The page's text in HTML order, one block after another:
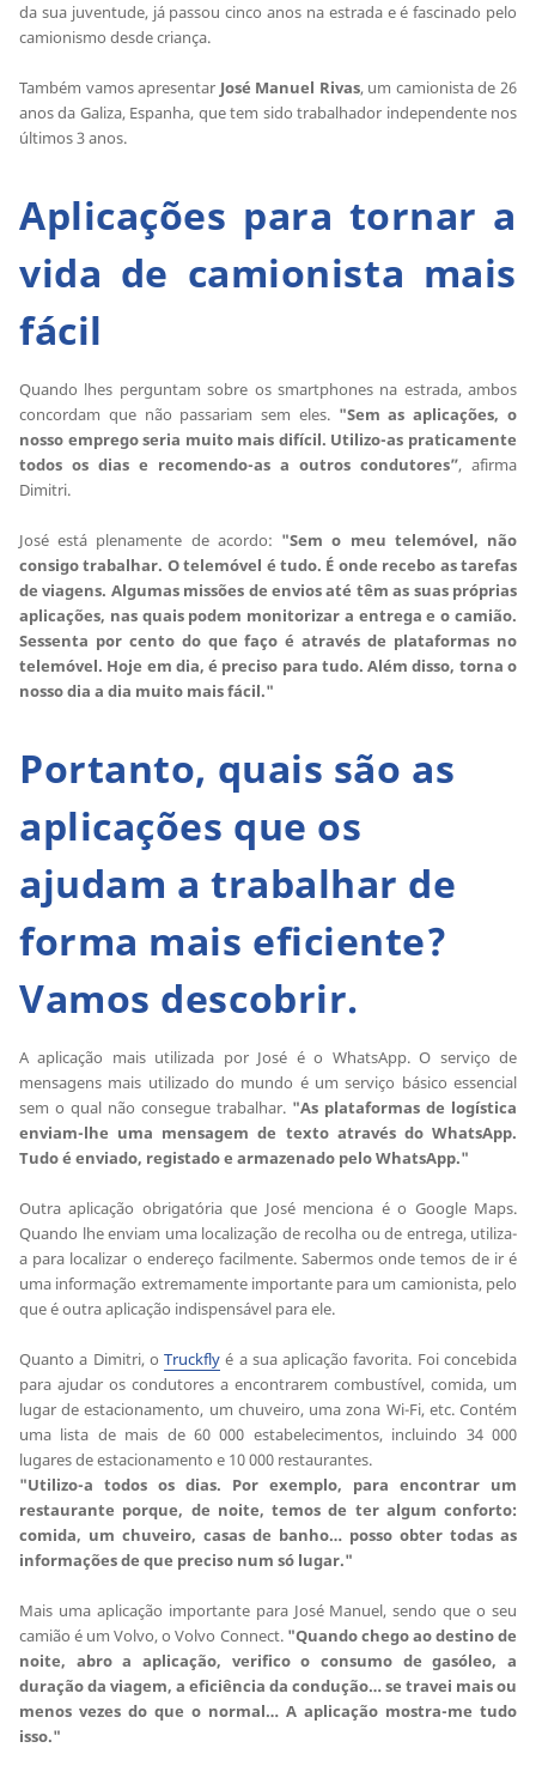
da sua juventude, já passou cinco anos na estrada e é fascinado pelo
camionismo desde criança.
Também vamos apresentar José Manuel Rivas, um camionista de 26
anos da Galiza, Espanha, que tem sido trabalhador independente nos
últimos 3 anos.
Aplicações para tornar a
vida de camionista mais
fácil
Quando lhes perguntam sobre os smartphones na estrada, ambos
concordam que não passariam sem eles. "Sem as aplicações, o
nosso emprego seria muito mais difícil. Utilizo-as praticamente
todos os dias e recomendo-as a outros condutores”, afirma
Dimitri.
José está plenamente de acordo: "Sem o meu telemóvel, não
consigo trabalhar. O telemóvel é tudo. É onde recebo as tarefas
de viagens. Algumas missões de envios até têm as suas próprias
aplicações, nas quais podem monitorizar a entrega e o camião.
Sessenta por cento do que faço é através de plataformas no
telemóvel. Hoje em dia, é preciso para tudo. Além disso, torna o
nosso dia a dia muito mais fácil."
Portanto, quais são as
aplicações que os
ajudam a trabalhar de
forma mais eficiente?
Vamos descobrir.
A aplicação mais utilizada por José é o WhatsApp. O serviço de
mensagens mais utilizado do mundo é um serviço básico essencial
sem o qual não consegue trabalhar. "As plataformas de logística
enviam-lhe uma mensagem de texto através do WhatsApp.
Tudo é enviado, registado e armazenado pelo WhatsApp."
Outra aplicação obrigatória que José menciona é o Google Maps.
Quando lhe enviam uma localização de recolha ou de entrega, utiliza-
a para localizar o endereço facilmente. Sabermos onde temos de ir é
uma informação extremamente importante para um camionista, pelo
que é outra aplicação indispensável para ele.
Quanto a Dimitri, oTruckfly é a sua aplicação favorita. Foi concebida
para ajudar os condutores a encontrarem combustível, comida, um
lugar de estacionamento, um chuveiro, uma zona Wi-Fi, etc. Contém
uma lista de mais de 60 000 estabelecimentos, incluindo 34 000
lugares de estacionamento e 10 000 restaurantes.
"Utilizo-a todos os dias. Por exemplo, para encontrar um
restaurante porque, de noite, temos de ter algum conforto:
comida, um chuveiro, casas de banho… posso obter todas as
informações de que preciso num só lugar."
Mais uma aplicação importante para José Manuel, sendo que o seu
camião é um Volvo, o Volvo Connect. "Quando chego ao destino de
noite, abro a aplicação, verifico o consumo de gasóleo, a
duração da viagem, a eficiência da condução… se travei mais ou
menos vezes do que o normal… A aplicação mostra-me tudo
isso."